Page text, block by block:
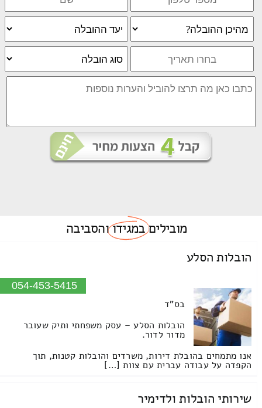
מוביליםבמגידווהסביבה
הובלות הסלע
054-453-5415
בס"ד
הובלות הסלע – עסק משפחתי ותיק שעובר
מדור לדור.
אנו מתמחים בהובלת דירות, משרדים והובלות קטנות, תוך
הקפדה על עבודה עברית עם צוות […]
שירותי הובלות ולדימיר